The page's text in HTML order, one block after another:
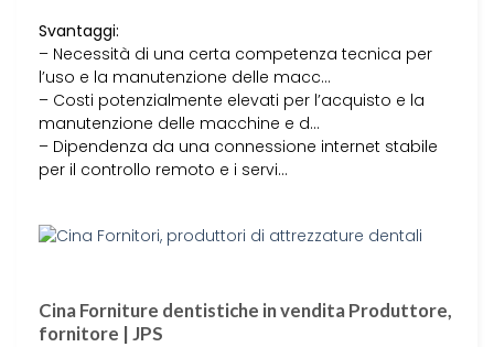
Svantaggi:
– Necessità di una certa competenza tecnica per
l’uso e la manutenzione delle macc…
– Costi potenzialmente elevati per l’acquisto e la
manutenzione delle macchine e d…
– Dipendenza da una connessione internet stabile
per il controllo remoto e i servi…
Cina Forniture dentistiche in vendita Produttore,
fornitore | JPS